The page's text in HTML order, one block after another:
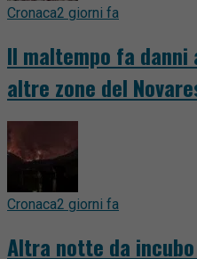
Cronaca2 giorni fa
Il maltempo fa danni
altre zone del
Cronaca2 giorni fa
Altra notte da